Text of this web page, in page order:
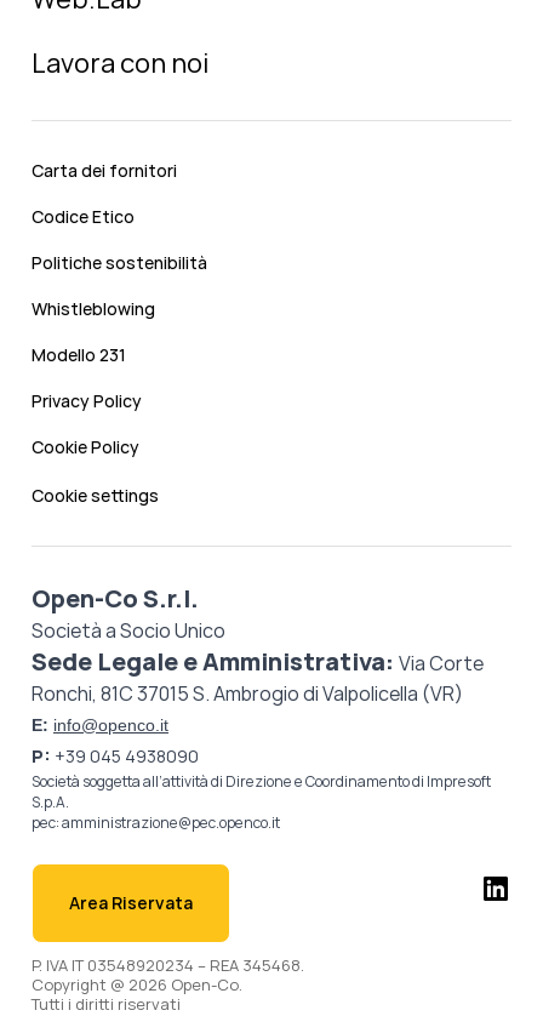
Lavora con noi
Carta dei fornitori
Codice Etico
Politiche sostenibilità
Whistleblowing
Modello 231
Privacy Policy
Cookie Policy
Cookie settings
Open-Co S.r.l.
Società a Socio Unico
Sede Legale e Amministrativa: Via Corte
Ronchi, 81C 37015 S. Ambrogio di Valpolicella (VR)
E: info@openco.it
P: +39 045 4938090
Società soggetta all’attività di Direzione e Coordinamento di Impresoft
S.p.A.
pec:amministrazione@pec.openco.it
Area Riservata
P. IVA IT 03548920234 – REA 345468.
Copyright @ 2026 Open-Co.
Tutti i diritti riservati